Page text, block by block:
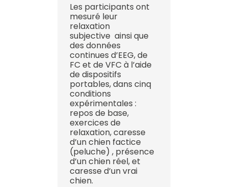
Les participants ont
mesuré leur
relaxation
subjective ainsi que
des données
continues d’EEG, de
FC et de VFC à l’aide
de dispositifs
portables, dans cinq
conditions
expérimentales :
repos de base,
exercices de
relaxation, caresse
d’un chien factice
(peluche) , présence
d’un chien réel, et
caresse d’un vrai
chien.